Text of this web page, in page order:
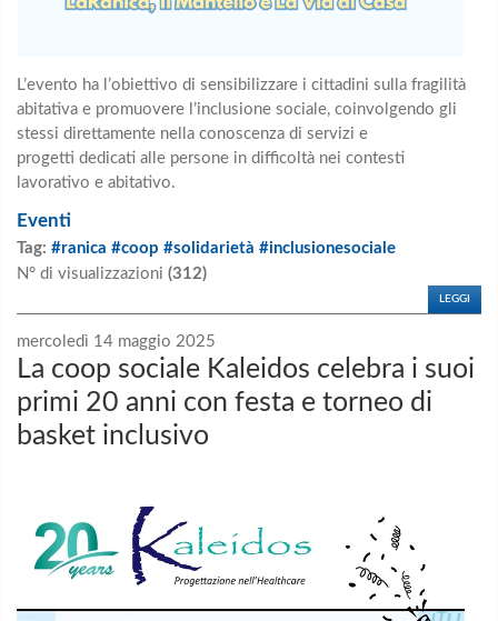
L’evento ha l’obiettivo di sensibilizzare i cittadini sulla fragilità
abitativa e promuovere l’inclusione sociale, coinvolgendo gli
stessi direttamente nella conoscenza di servizi e
progetti dedicati alle persone in difficoltà nei contesti
lavorativo e abitativo.
Eventi
Tag: #ranica #coop #solidarietà #inclusionesociale
N° di visualizzazioni (312)
LEGGI
mercoledì 14 maggio 2025
La coop sociale Kaleidos celebra i suoi
primi 20 anni con festa e torneo di
basket inclusivo